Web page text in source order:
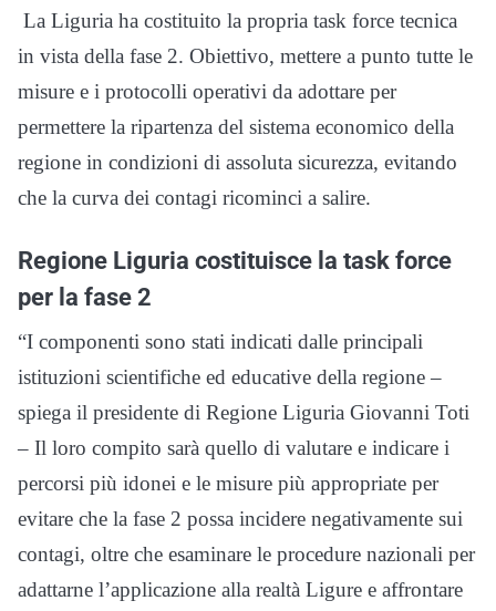
La Liguria ha costituito la propria task force tecnica
in vista della fase 2. Obiettivo, mettere a punto tutte le
misure e i protocolli operativi da adottare per
permettere la ripartenza del sistema economico della
regione in condizioni di assoluta sicurezza, evitando
che la curva dei contagi ricominci a salire.
Regione Liguria costituisce la task force
per la fase 2
“I componenti sono stati indicati dalle principali
istituzioni scientifiche ed educative della regione –
spiega il presidente di Regione Liguria Giovanni Toti
– Il loro compito sarà quello di valutare e indicare i
percorsi più idonei e le misure più appropriate per
evitare che la fase 2 possa incidere negativamente sui
contagi, oltre che esaminare le procedure nazionali per
adattarne l’applicazione alla realtà Ligure e affrontare